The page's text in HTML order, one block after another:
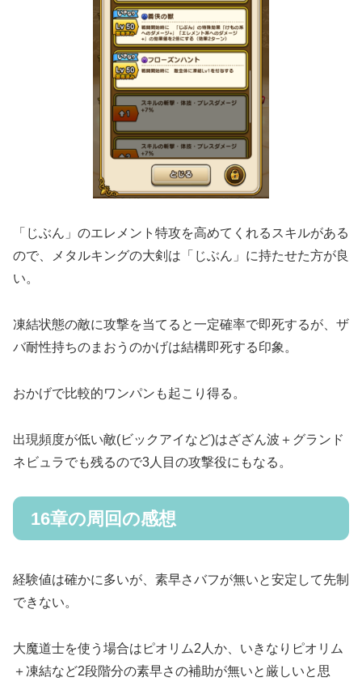
「じぶん」のエレメント特攻を高めてくれるスキルがある
ので、メタルキングの大剣は「じぶん」に持たせた方が良
い。
凍結状態の敵に攻撃を当てると一定確率で即死するが、ザ
バ耐性持ちのまおうのかげは結構即死する印象。
おかげで比較的ワンパンも起こり得る。
出現頻度が低い敵(ビックアイなど)はざざん波＋グランド
ネビュラでも残るので3人目の攻撃役にもなる。
16章の周回の感想
経験値は確かに多いが、素早さバフが無いと安定して先制
できない。
大魔道士を使う場合はピオリム2人か、いきなりピオリム
＋凍結など2段階分の素早さの補助が無いと厳しいと思